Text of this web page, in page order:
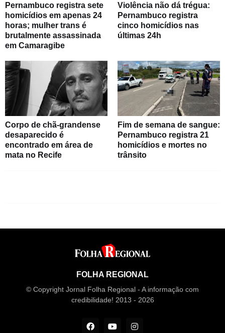
Pernambuco registra sete
homicídios em apenas 24
horas; mulher trans é
brutalmente assassinada
em Camaragibe
Violência não dá trégua:
Pernambuco registra
cinco homicídios nas
últimas 24h
Corpo de chã-grandense
desaparecido é
encontrado em área de
mata no Recife
Fim de semana de sangue:
Pernambuco registra 21
homicídios e mortes no
trânsito
FOLHA REGIONAL
© Copyright Jornal Folha Regional - A informação com
credibilidade! 2013 - 2026